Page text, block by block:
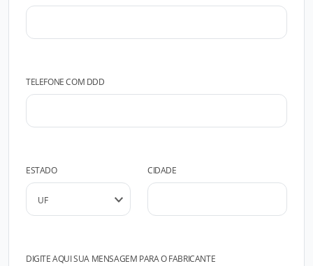
TELEFONE COM DDD
ESTADO CIDADE
DIGITE AQUI SUA MENSAGEM PARA O FABRICANTE